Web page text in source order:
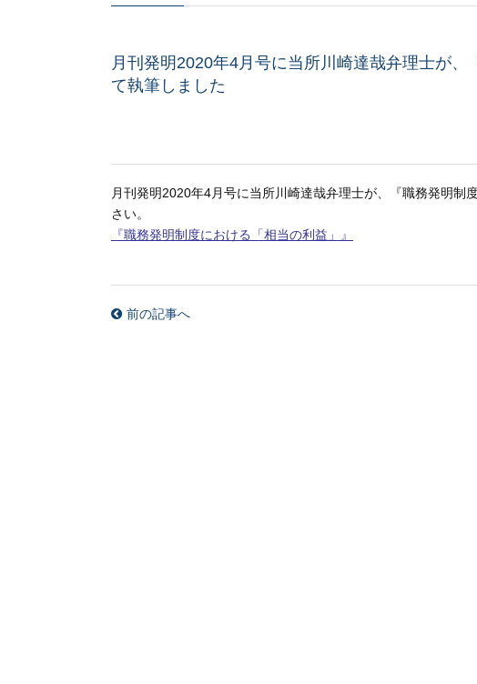
月刊発明2020年4月号に当所川崎達哉弁理士が
て執筆しました
月刊発明2020年4月号に当所川崎達哉弁理士が、『職務発明制
さい。
『職務発明制度における「相当の利益」』
前の記事へ